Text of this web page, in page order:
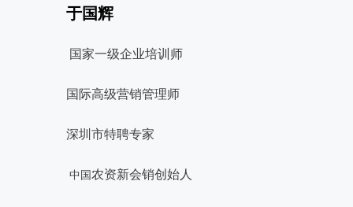
于国辉
国家一级企业培训师
国际高级营销管理师
深圳市特聘专家
中国 农资新会销创始人